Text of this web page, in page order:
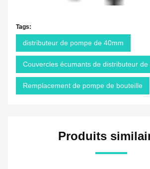
Tags:
distributeur de pompe de 40mm
Couvercles écumants de distributeur de
Remplacement de pompe de bouteille
Produits